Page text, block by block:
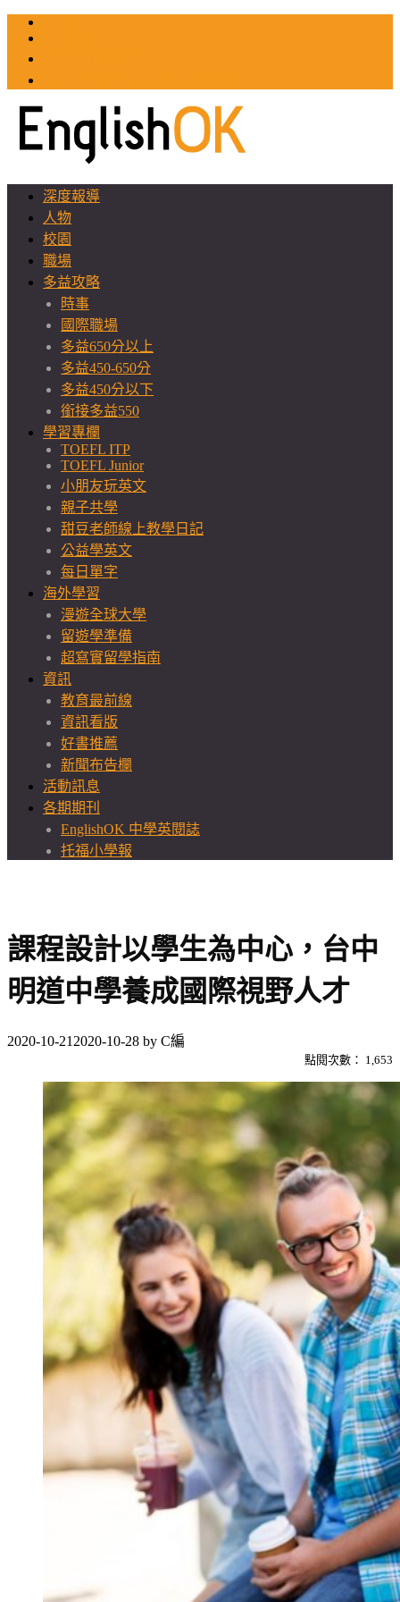
深度報導
人物
校園
職場
多益攻略
時事
國際職場
多益650分以上
多益450-650分
多益450分以下
銜接多益550
學習專欄
TOEFL ITP
TOEFL Junior
小朋友玩英文
親子共學
甜豆老師線上教學日記
公益學英文
每日單字
海外學習
漫遊全球大學
留遊學準備
超寫實留學指南
資訊
教育最前線
資訊看版
好書推薦
新聞布告欄
活動訊息
各期期刊
EnglishOK 中學英閱誌
托福小學報
課程設計以學生為中心，台中
明道中學養成國際視野人才
2020-10-212020-10-28 by C編
點閱次數： 1,653